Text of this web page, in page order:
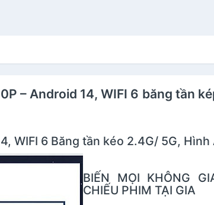
– Android 14, WIFI 6 băng tần
WIFI 6 Băng tần kéo 2.4G/ 5G,
BIẾN MỌI KHÔNG
CHIẾU PHIM TẠI GIA